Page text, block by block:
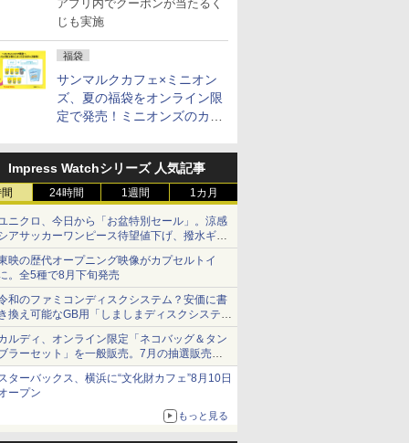
アプリ内でクーポンが当たるく
じも実施
福袋
サンマルクカフェ×ミニオン
ズ、夏の福袋をオンライン限
定で発売！ミニオンズのカッ
付き
Impress Watchシリーズ 人気記事
24時間 1週間 1カ月
ニクロ、今日から「お盆特別セール」。涼感
アサッカーワンピース待望値下げ、撥水ギア
ョーツは1990円に
映の歴代オープニング映像がカプセルトイ
。全5種で8月下旬発売
和のファミコンディスクシステム？安価に書
換え可能なGB用「しましまディスクシステ
」
ルディ、オンライン限定「ネコバッグ＆タン
ラーセット」を一般販売。7月の抽選販売の
選無効分
ターバックス、横浜に“文化財カフェ”8月10日
ープン
もっと見る